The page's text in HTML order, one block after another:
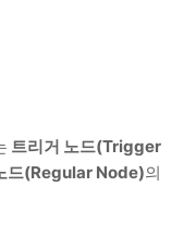
트리거 노드(Trigger
드(Regular Node)의